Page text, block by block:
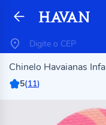
Chinelo Havaianas
5(11)